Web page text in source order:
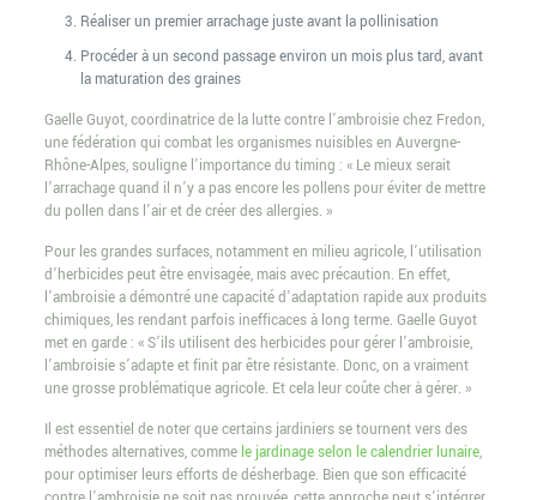
Réaliser un premier arrachage juste avant la pollinisation
Procéder à un second passage environ un mois plus tard, avant
la maturation des graines
Gaelle Guyot, coordinatrice de la lutte contre l’ambroisie chez Fredon,
une fédération qui combat les organismes nuisibles en Auvergne-
Rhône-Alpes, souligne l’importance du timing : « Le mieux serait
l’arrachage quand il n’y a pas encore les pollens pour éviter de mettre
du pollen dans l’air et de créer des allergies. »
Pour les grandes surfaces, notamment en milieu agricole, l’utilisation
d’herbicides peut être envisagée, mais avec précaution. En effet,
l’ambroisie a démontré une capacité d’adaptation rapide aux produits
chimiques, les rendant parfois inefficaces à long terme. Gaelle Guyot
met en garde : « S’ils utilisent des herbicides pour gérer l’ambroisie,
l’ambroisie s’adapte et finit par être résistante. Donc, on a vraiment
une grosse problématique agricole. Et cela leur coûte cher à gérer. »
Il est essentiel de noter que certains jardiniers se tournent vers des
méthodes alternatives, comme le jardinage selon le calendrier lunaire,
pour optimiser leurs efforts de désherbage. Bien que son efficacité